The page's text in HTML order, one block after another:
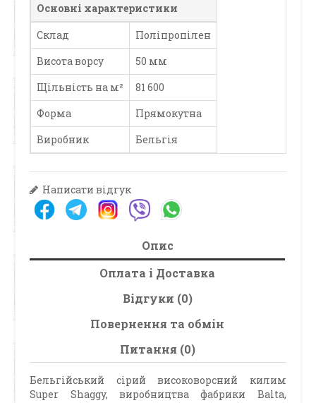
Основні характеристики
Склад
Поліпропілен
Висота ворсу
50 мм
Щільність на м²
81 600
Форма
Прямокутна
Виробник
Бельгія
Написати відгук
Опис
Оплата і Доставка
Відгуки (0)
Повернення та обмін
Питання (0)
Бельгійський сірий високоворсний килим
Super Shaggy, виробництва фабрики Balta,